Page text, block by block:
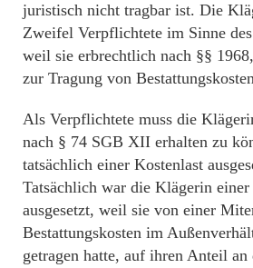
juristisch nicht tragbar ist. Die
Zweifel Verpflichtete im Sinne
weil sie erbrechtlich nach §§
zur Tragung von
Als Verpflichtete muss die
nach § 74 SGB XII erhalten zu
tatsächlich einer Kostenlast
Tatsächlich war die Klägerin einer
ausgesetzt, weil sie von einer
Bestattungskosten im
getragen hatte, auf ihren Anteil an